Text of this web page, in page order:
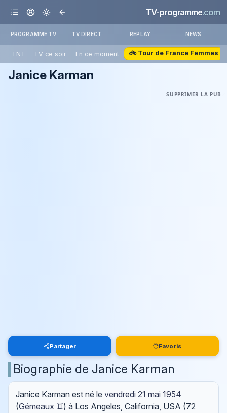
TV-programme.com
PROGRAMME TV TV DIRECT REPLAY NEWS
TNT TV ce soir En ce moment 🚲 Tour de France Femmes
Janice Karman
SUPPRIMER LA PUB
Partager Favoris
Biographie de Janice Karman
Janice Karman est né levendredi 21 mai 1954
(Gémeaux ♊) à Los Angeles, California, USA (72